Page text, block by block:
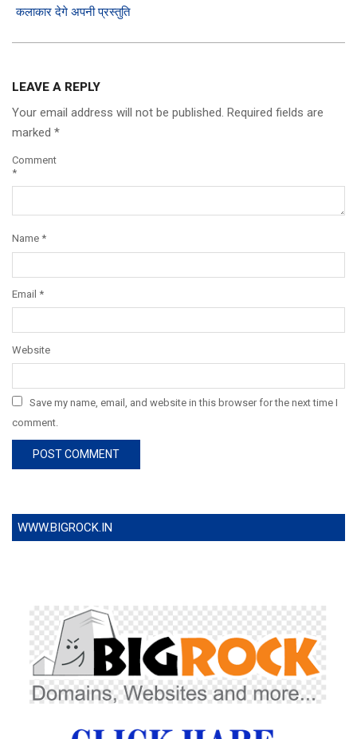
कलाकार देगे अपनी प्रस्तुति
LEAVE A REPLY
Your email address will not be published. Required fields are
marked *
Comment
*
Name *
Email *
Website
Save my name, email, and website in this browser for the next time I
comment.
WWW.BIGROCK.IN